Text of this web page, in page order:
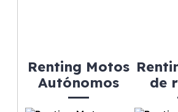
Renting Motos
Autónomos
de